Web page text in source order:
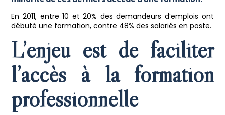
En 2011, entre 10 et 20% des demandeurs d’emplois ont
débuté une formation, contre 48% des salariés en poste.
L’enjeu est de faciliter
l’accès à la formation
professionnelle